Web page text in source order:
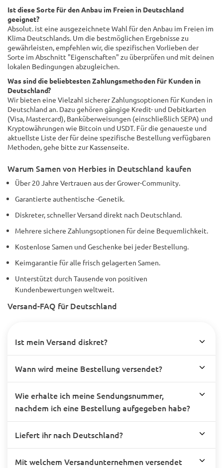
Ist diese Sorte für den Anbau im Freien in Deutschland
geeignet?
Absolut. ist eine ausgezeichnete Wahl für den Anbau im Freien im
Klima Deutschlands. Um die bestmöglichen Ergebnisse zu
gewährleisten, empfehlen wir, die spezifischen Vorlieben der
Sorte im Abschnitt "Eigenschaften" zu überprüfen und mit deinen
lokalen Bedingungen abzugleichen.
Was sind die beliebtesten Zahlungsmethoden für Kunden in
Deutschland?
Wir bieten eine Vielzahl sicherer Zahlungsoptionen für Kunden in
Deutschland an. Dazu gehören gängige Kredit- und Debitkarten
(Visa, Mastercard), Banküberweisungen (einschließlich SEPA) und
Kryptowährungen wie Bitcoin und USDT. Für die genaueste und
aktuellste Liste der für deine spezifische Bestellung verfügbaren
Methoden, gehe bitte zur Kassenseite.
Warum Samen von Herbies in Deutschland kaufen
Über 20 Jahre Vertrauen aus der Grower-Community.
Garantierte authentische -Genetik.
Diskreter, schneller Versand direkt nach Deutschland.
Mehrere sichere Zahlungsoptionen für deine Bequemlichkeit.
Kostenlose Samen und Geschenke bei jeder Bestellung.
Keimgarantie für alle frisch gelagerten Samen.
Unterstützt durch Tausende von positiven
Kundenbewertungen weltweit.
Versand-FAQ für Deutschland
Ist mein Versand diskret?
Wann wird meine Bestellung versendet?
Wie erhalte ich meine Sendungsnummer,
nachdem ich eine Bestellung aufgegeben habe?
Liefert ihr nach Deutschland?
Mit welchem Versandunternehmen versendet